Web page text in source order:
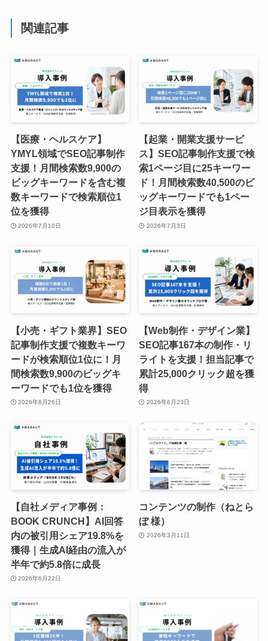
関連記事
【医療・ヘルスケア】
YMYL領域でSEO記事制作
支援！月間検索数9,900の
ビッグキーワードを含む複
数キーワードで検索順位1
位を獲得
2026年7月10日
【起業・開業支援サービ
ス】SEO記事制作支援で検
索1ページ目に25キーワー
ド！月間検索数40,500のビ
ッグキーワードでも1ペー
ジ目表示を獲得
2026年7月3日
【小売・ギフト業界】SEO
記事制作支援で複数キーワ
ードが検索順位1位に！月
間検索数9,900のビッグキ
ーワードでも1位を獲得
2026年6月26日
【Web制作・デザイン業】
SEO記事167本の制作・リ
ライトを支援！担当記事で
累計25,000クリック超を獲
得
2026年6月23日
【自社メディア事例：
BOOK CRUNCH】AI回答
内の被引用シェア19.8%を
獲得｜生成AI経由の流入が
半年で約5.8倍に成長
2026年6月22日
コンテンツの制作（ねとら
ぼ 様）
2026年3月11日